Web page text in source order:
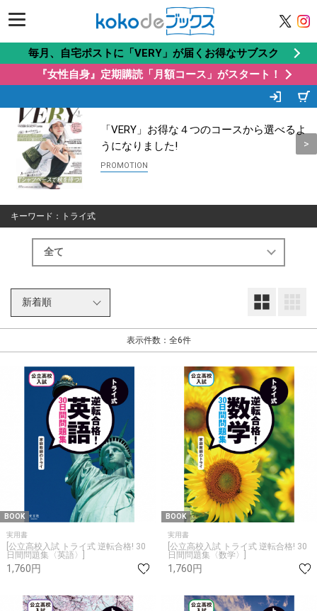
毎月、自宅ポストに「VERY」が届くお得なサブスク
『女性自身』定期購読「月額コース」がスタート！
この商品もオススメ
「VERY」お得な４つのコースから選べるよ
うになりました!
Recommended by
キーワード：トライ式
表示件数：全6件
BOOK
実用書
[公立高校入試 トライ式 逆転合格! 30
日間問題集〈英語〉]
1,760円
BOOK
実用書
[公立高校入試 トライ式 逆転合格! 30
日間問題集〈数学〉]
1,760円